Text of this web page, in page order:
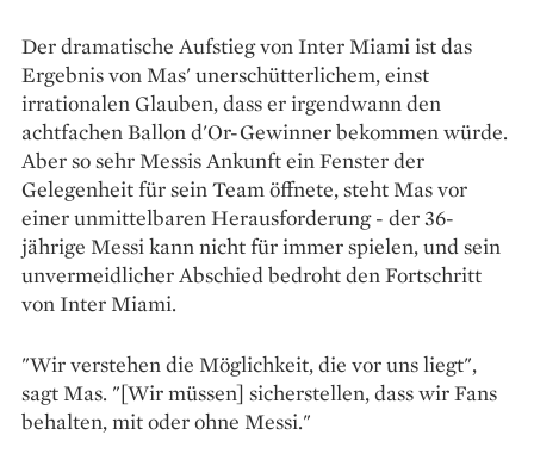
Der dramatische Aufstieg von Inter Miami ist das
Ergebnis von Mas' unerschütterlichem, einst
irrationalen Glauben, dass er irgendwann den
achtfachen Ballon d'Or-Gewinner bekommen würde.
Aber so sehr Messis Ankunft ein Fenster der
Gelegenheit für sein Team öffnete, steht Mas vor
einer unmittelbaren Herausforderung - der 36-
jährige Messi kann nicht für immer spielen, und sein
unvermeidlicher Abschied bedroht den Fortschritt
von Inter Miami.
"Wir verstehen die Möglichkeit, die vor uns liegt",
sagt Mas. "[Wir müssen] sicherstellen, dass wir Fans
behalten, mit oder ohne Messi."